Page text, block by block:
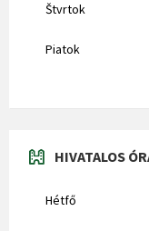
Štvrtok
Piatok
HIVATALOS
Hétfő